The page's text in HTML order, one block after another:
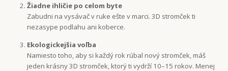
Žiadne ihličie po celom byte
Zabudni na vysávač v ruke ešte v marci. 3D stromček ti
nezasype podlahu ani koberce.
Ekologickejšia voľba
Namiesto toho, aby si každý rok rúbal nový stromček, máš
jeden krásny 3D stromček, ktorý ti vydrží 10–15 rokov. Menej